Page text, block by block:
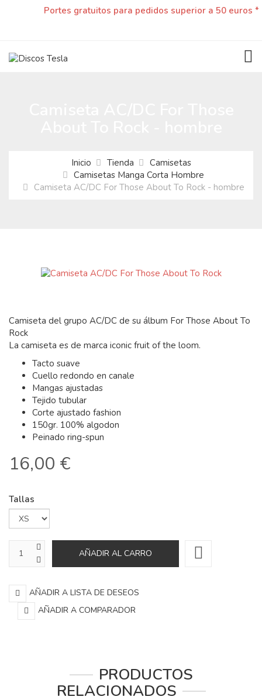
Portes gratuitos para pedidos superior a 50 euros *
Inicio Tienda
Camisetas
Camisetas Manga Corta Hombre
Camiseta AC/DC For Those About To Rock - hombre
Camiseta del grupo AC/DC de su álbum For Those About To
Rock
La camiseta es de marca iconic fruit of the loom.
Tacto suave
Cuello redondo en canale
Mangas ajustadas
Tejido tubular
Corte ajustado fashion
150gr. 100% algodon
Peinado ring-spun
16,00 €
Tallas
AÑADIR A LISTA DE DESEOS
AÑADIR A COMPARADOR
PRODUCTOS
RELACIONADOS